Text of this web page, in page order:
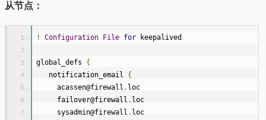
从节点：
! Configuration File for keepalived
global_defs {
   notification_email
{
     acassen@firewall
. loc
     failover@firewall
. loc
     sysadmin@firewall
. loc